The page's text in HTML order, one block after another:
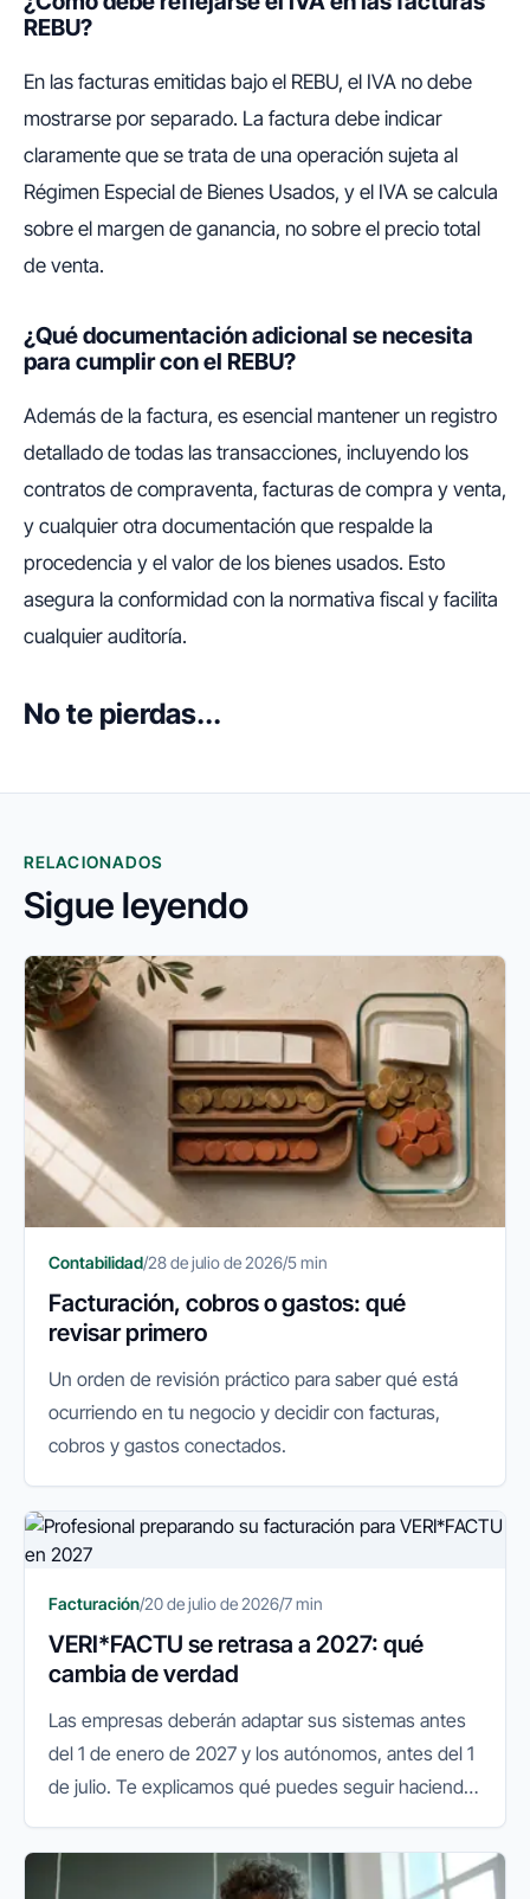
REBU?
En las facturas emitidas bajo el REBU, el IVA no debe
mostrarse por separado. La factura debe indicar
claramente que se trata de una operación sujeta al
Régimen Especial de Bienes Usados, y el IVA se calcula
sobre el margen de ganancia, no sobre el precio total
de venta.
¿Qué documentación adicional se necesita
para cumplir con el REBU?
Además de la factura, es esencial mantener un registro
detallado de todas las transacciones, incluyendo los
contratos de compraventa, facturas de compra y venta,
y cualquier otra documentación que respalde la
procedencia y el valor de los bienes usados. Esto
asegura la conformidad con la normativa fiscal y facilita
cualquier auditoría.
No te pierdas...
RELACIONADOS
Sigue leyendo
Contabilidad/28 de julio de 2026/5 min
Facturación, cobros o gastos: qué
revisar primero
Un orden de revisión práctico para saber qué está
ocurriendo en tu negocio y decidir con facturas,
cobros y gastos conectados.
Facturación/20 de julio de 2026/7 min
VERI*FACTU se retrasa a 2027: qué
cambia de verdad
Las empresas deberán adaptar sus sistemas antes
del 1 de enero de 2027 y los autónomos, antes del 1
de julio. Te explicamos qué puedes seguir haciendo